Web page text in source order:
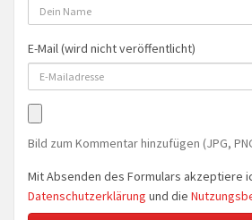
E-Mail (wird nicht veröffentlicht)
Bild zum Kommentar hinzufügen (JPG,
Mit Absenden des Formulars akzeptiere
Datenschutzerklärung und die